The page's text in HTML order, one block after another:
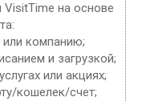
VisitTime на основе
или компанию;
и загрузкой;
или акциях;
кошелек/счет;